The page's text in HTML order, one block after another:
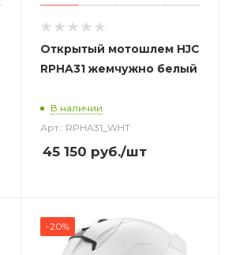
Открытый мотошлем HJC
RPHA31 жемчужно белый
В наличии
Арт.: RPHA31_WHT
45 150 руб./шт
-20%